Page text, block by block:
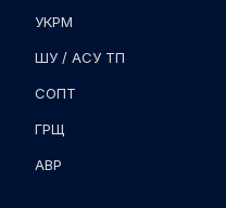
УКРМ
ШУ / АСУ ТП
СОПТ
ГРЩ
АВР